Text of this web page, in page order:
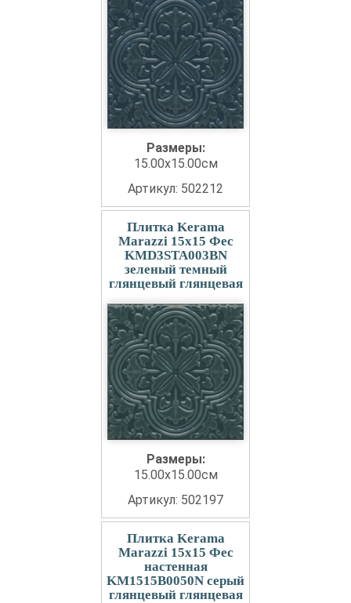
Размеры:
15.00x15.00см
Артикул: 502212
Плитка Kerama
Marazzi 15x15 Фес
KMD3STA003BN
зеленый темный
глянцевый глянцевая
Размеры:
15.00x15.00см
Артикул: 502197
Плитка Kerama
Marazzi 15x15 Фес
настенная
KM1515B0050N серый
глянцевый глянцевая